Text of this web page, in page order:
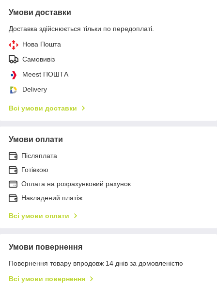
Умови доставки
Доставка здійснюється тільки по передоплаті.
Нова Пошта
Самовивіз
Meest ПОШТА
Delivery
Всі умови доставки
Умови оплати
Післяплата
Готівкою
Оплата на розрахунковий рахунок
Накладений платіж
Всі умови оплати
Умови повернення
Повернення товару впродовж 14 днів за домовленістю
Всі умови повернення